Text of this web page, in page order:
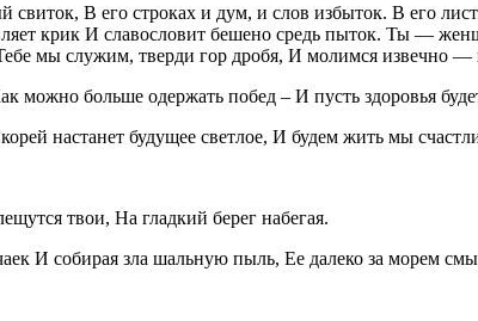
В его строках и дум, и слов избыток. В его
крик И славословит бешено средь пыток. Ты —
мы служим, тверди гор дробя, И молимся извечно —
можно больше одержать побед – И пусть здоровья
настанет будущее светлое, И будем жить мы
твои, На гладкий берег набегая.
И собирая зла шальную пыль, Ее далеко за морем